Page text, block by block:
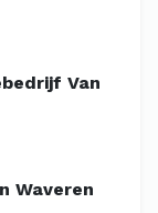
Van
Waveren